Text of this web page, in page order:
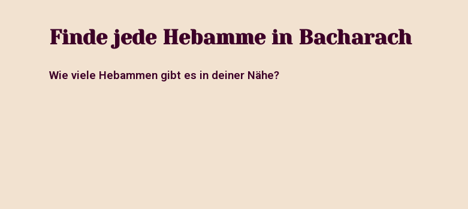
Finde jede Hebamme in Bacharach
Wie viele Hebammen gibt es in deiner Nähe?